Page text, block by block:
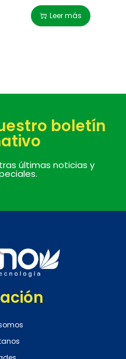
Leer más
boletín
últimas noticias y